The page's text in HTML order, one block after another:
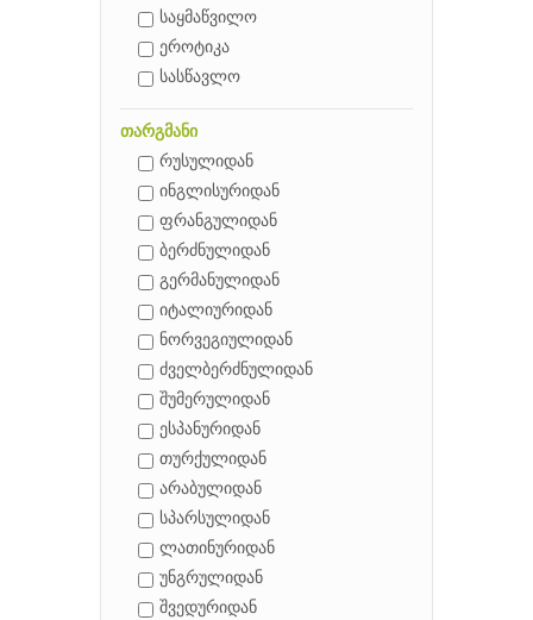
საყმაწვილო
ეროტიკა
სასწავლო
თარგმანი
რუსულიდან
ინგლისურიდან
ფრანგულიდან
ბერძნულიდან
გერმანულიდან
იტალიურიდან
ნორვეგიულიდან
ძველბერძნულიდან
შუმერულიდან
ესპანურიდან
თურქულიდან
არაბულიდან
სპარსულიდან
ლათინურიდან
უნგრულიდან
შვედურიდან